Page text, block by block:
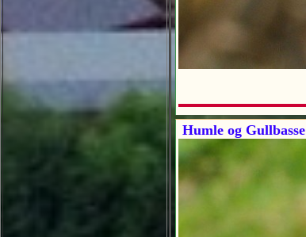
Humle og Gullbasse